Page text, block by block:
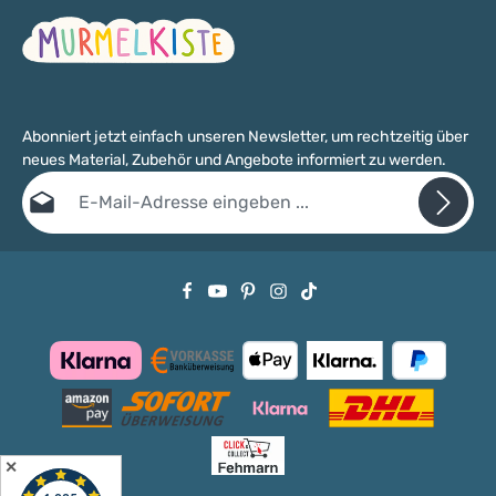
Abonniert jetzt einfach unseren Newsletter, um rechtzeitig über
neues Material, Zubehör und Angebote informiert zu werden.
E-Mail-Adresse*
Datenschutzbestimmungenzur Kenntnis genommen
✕